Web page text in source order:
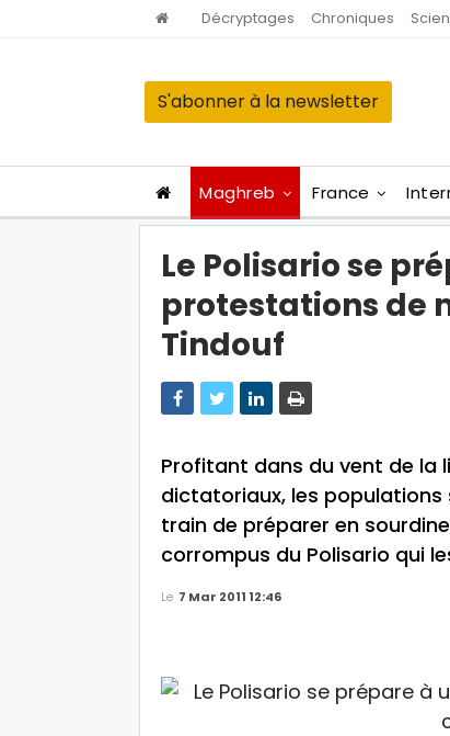
Décryptages Chroniques
S'abonner à la newsletter
Maghreb France
Le Polisario se
protestations de
Tindouf
Profitant dans du vent de la
dictatoriaux, les
train de préparer en
corrompus du Polisario qui
Le 7 Mar 2011 12:46